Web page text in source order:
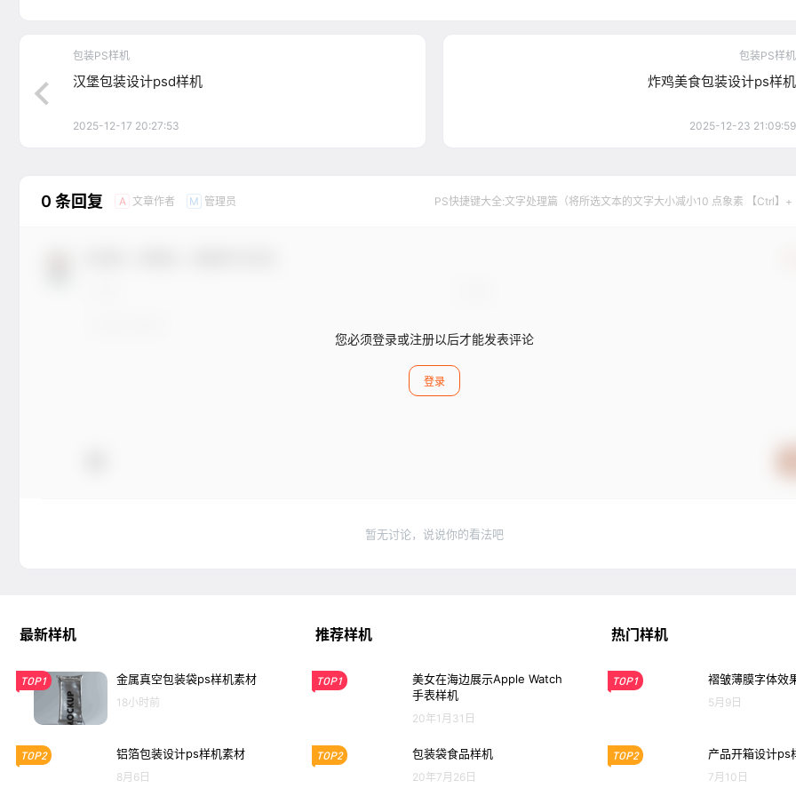
包装PS样机
汉堡包装设计psd样机
2025-12-17 20:27:53
包装PS样机
炸鸡美食包装设计ps样机
2025-12-23 21:09:59
0 条回复 A 文章作者 M 管理员
PS快捷键大全:文字处理篇（将所选文本的文字大小减小10 点象素 【Ctrl】+
您必须登录或注册以后才能发表评论
登录
暂无讨论，说说你的看法吧
最新样机
TOP1 金属真空包装袋ps样机素材
18小时前
TOP2 铝箔包装设计ps样机素材
8月6日
推荐样机
TOP1
美女在海边展示Apple Watch
手表样机
20年1月31日
TOP2 包装袋食品样机
20年7月26日
热门样机
TOP1 褶皱薄膜字体效
5月9日
TOP2 产品开箱设计ps
7月10日